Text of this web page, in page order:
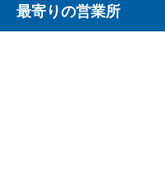
最寄りの営業所